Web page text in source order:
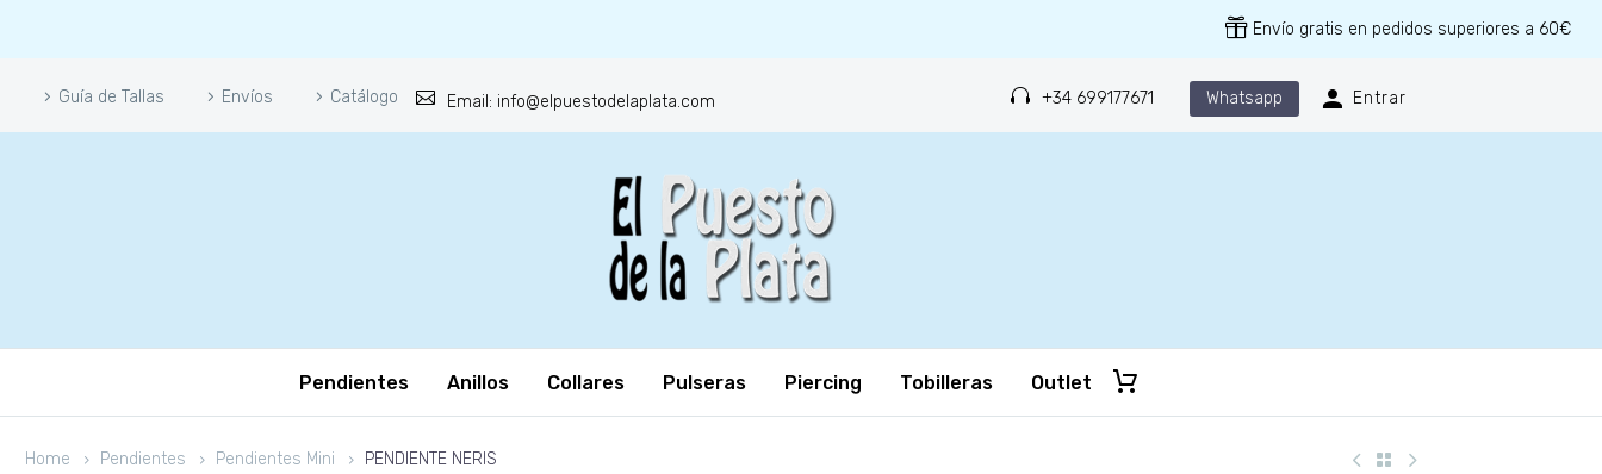
Envío gratis en pedidos superiores a 60€
Guía de Tallas Envíos Catálogo Email: info@elpuestodelaplata.com +34 699177671 Whatsapp Entrar
Pendientes Anillos Collares Pulseras Piercing Tobilleras Outlet
Home Pendientes Pendientes Mini PENDIENTE NERIS